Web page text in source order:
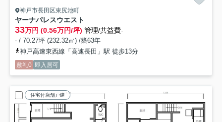
神戸市長田区東尻池町
ヤーナパレスウエスト
33万円 (0.56万円/坪) 管理/共益費-
- / 70.27坪 (232.32㎡) /築63年
神戸高速東西線「高速長田」駅 徒歩13分
敷礼0 即入居可
住宅付店舗戸建